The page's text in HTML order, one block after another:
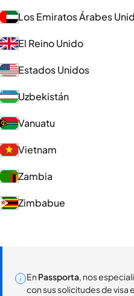
Los Emiratos Árabes
El Reino Unido
Estados Unidos
Uzbekistán
Vanuatu
Vietnam
Zambia
Zimbabue
En Passporta, nos
con sus solicitudes de visa